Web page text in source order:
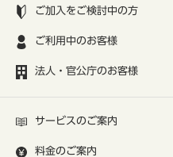
ご加入をご検討中の方
ご利用中のお客様
法人・官公庁のお客様
サービスのご案内
料金のご案内